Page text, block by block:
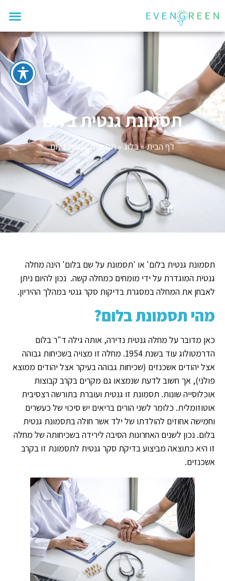
תסמונת גנטית בלום
דף הבית»בלוג»תסמונת גנטית בלום
תסמונת גנטית בלום' או 'תסמונת על שם בלום' הינה מחלה
גנטית המוגדרת על ידי מומחים כמחלה קשה. נכון להיום ניתן
לאבחן את המחלה במסגרת בדיקות סקר גנטי במהלך ההיריון.
מהי תסמונת בלום?
כאן מדובר על מחלה גנטית נדירה, אותה גילה ד"ר בלום
הדרמטולוג עוד בשנת 1954. מחלה זו מצויה בשכיחות גבוהה
אצל יהודים אשכנזים (שכיחות גבוהה בעיקר אצל יהודים ממוצא
פולני), אך חשוב לדעת שנמצאו גם מקרים בקרב קבוצות
אוכלוסייה שונות. תסמונת זו גנטית ועוברת בתורשה רצסיבית
אוטוזומלית. כלומר לשני הורים בריאים יש סיכוי של כעשרים
וחמישה אחוזים להולדתו של ילד אשר חולה בתסמונת גנטית
בלום. נכון לשנים האחרונות הסיבה לירידה בשכיחותה של מחלה
זו היא כתוצאה מביצוע בדיקת סקר גנטית לתסמונת זו בקרב
אשכנזים.